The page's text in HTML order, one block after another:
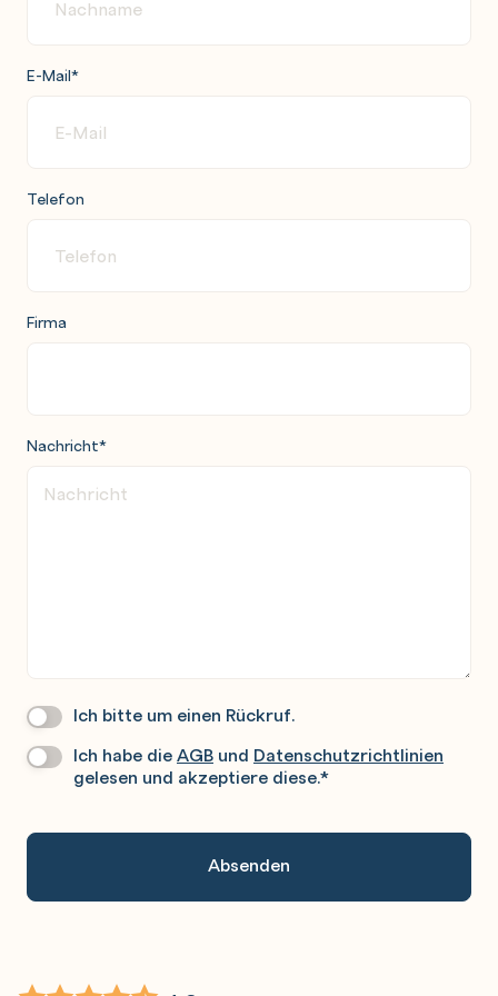
E-Mail*
Telefon
Firma
Nachricht*
Wir
Sie
Ich bitte um einen Rückruf.
Datenschutz*
Ich habe dieAGB und Datenschutzrichtlinien
gelesen und akzeptiere diese.*